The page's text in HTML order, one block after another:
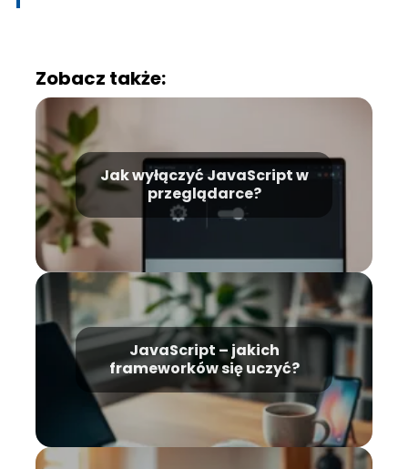
Zobacz także:
Jak wyłączyć JavaScript w
przeglądarce?
JavaScript – jakich
frameworków się uczyć?